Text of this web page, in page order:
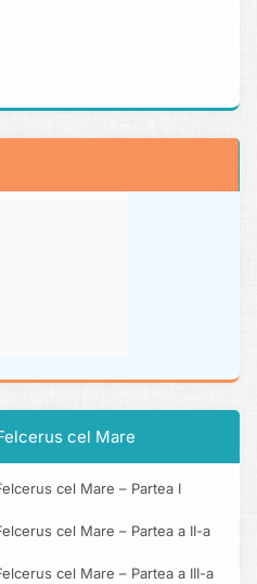
cel Mare
cel Mare – Partea I
cel Mare – Partea a II-a
cel Mare – Partea a III-a